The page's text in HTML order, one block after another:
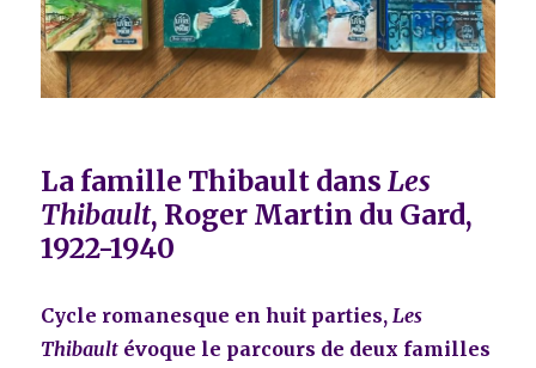
La famille Thibault dansLes
Thibault, Roger Martin du Gard,
1922-1940
Cycle romanesque en huit parties, Les
Thibault évoque le parcours de deux familles